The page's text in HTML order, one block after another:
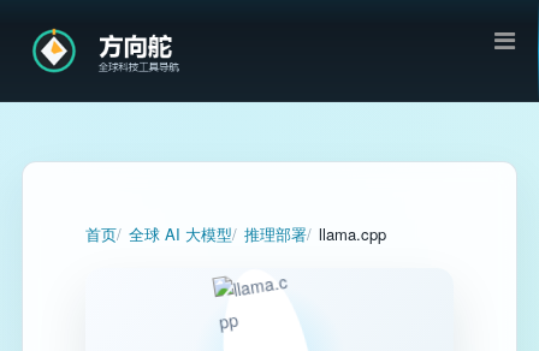
首页 全球 AI 大模型 推理部署 llama.cpp